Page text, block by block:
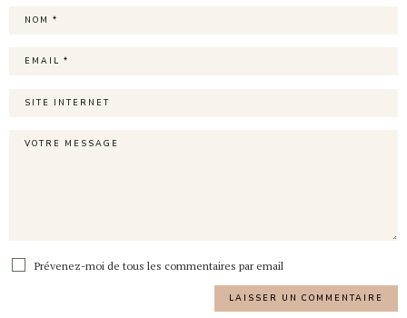
Prévenez-moi de tous les commentaires par email